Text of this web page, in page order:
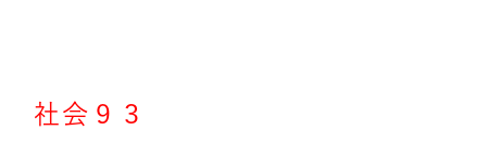
社会９３